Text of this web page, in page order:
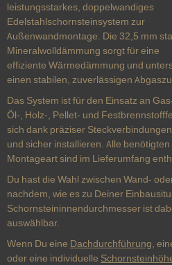
leistungsstarkes, doppelwandiges
Edelstahlschornsteinsystem zur
Außenwandmontage. Die 32,5 mm
Mineralwolldämmung sorgt für eine
effiziente Wärmedämmung und
einen stabilen, zuverlässigen
Das System ist für den Einsatz an
Öl-, Holz-, Pellet- und
sich dank präziser
und sicher installieren. Alle
Montageart sind im Lieferumfang
Du hast die Wahl zwischen Wand-
nachdem, wie es zu Deiner
Schornsteininnendurchmesser ist
auswählbar.
Wenn Du eine Dachdurchführung ,
oder eine individuelle